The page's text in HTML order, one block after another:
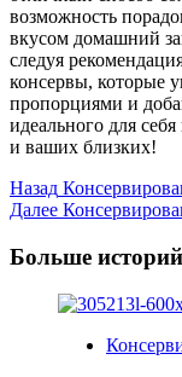
возможность
вкусом домашний
следуя
консервы, которые
пропорциями и
идеального для себя
и ваших близких!
Post
Navigation
Назад
Далее
Больше историй